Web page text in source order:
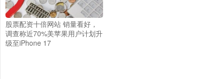
股票配资十倍网站 销量看好，
调查称近70%美苹果用户计划升
级至iPhone 17